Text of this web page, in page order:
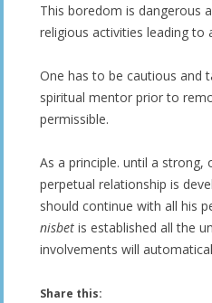
This boredom is dangerous
religious activities leading to
One has to be cautious and
spiritual mentor prior to
permissible.
As a principle. until a strong,
perpetual relationship is
should continue with all his
nisbet is established all the
involvements will
Share this: